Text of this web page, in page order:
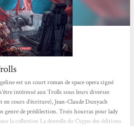
est un court roman de space opera signé
intéressé aux Trolls sous leurs diverses
cours d’écriture), Jean-Claude Dunyach
genre de prédilection. Trois hourras pour lady
la collection La dentelle du Cygne des éditions